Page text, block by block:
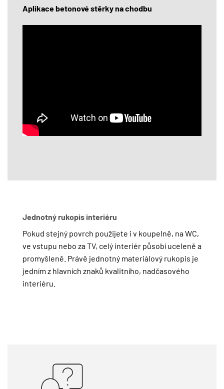
Aplikace betonové stěrky na chodbu
Jednotný rukopis interiéru
Pokud stejný povrch použijete i v koupelně, na WC,
ve vstupu nebo za TV, celý interiér působí uceleně a
promyšleně. Právě jednotný materiálový rukopis je
jedním z hlavních znaků kvalitního, nadčasového
interiéru.